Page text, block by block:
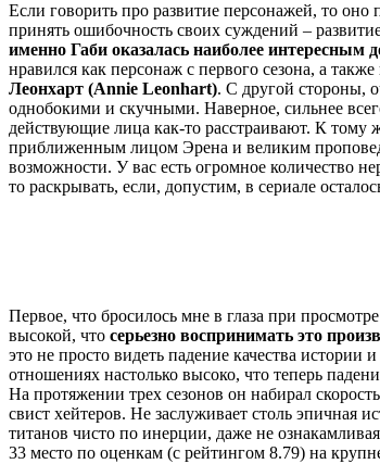
Если говорить про развитие персонажей, то
принять ошибочность своих суждений –
именно Габи оказалась наиболее интересным
нравился как персонаж с первого сезона, а
Леонхарт (Annie Leonhart). С другой стороны,
однобокими и скучными. Наверное, сильнее
действующие лица как-то расстраивают. К тому
приближенным лицом Эрена и великим
возможности. У вас есть огромное количество
то раскрывать, если, допустим, в сериале
Первое, что бросилось мне в глаза при
высокой, что серьезно воспринимать это
это не просто видеть падение качества
отношениях настолько высоко, что теперь
На протяжении трех сезонов он набирал
свист хейтеров. Не заслуживает столь эпичная
титанов чисто по инерции, даже не
33 место по оценкам (с рейтингом 8.79) на